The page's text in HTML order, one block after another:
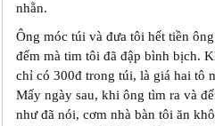
nhằn.
Ông móc túi và đưa tôi hết tiền
đếm mà tim tôi đã đập bình bịch.
chỉ có 300đ trong túi, là giá hai tô
Mấy ngày sau, khi ông tìm ra và
như đã nói, cơm nhà bàn tôi ăn